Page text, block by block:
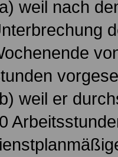
weil nach
weil er